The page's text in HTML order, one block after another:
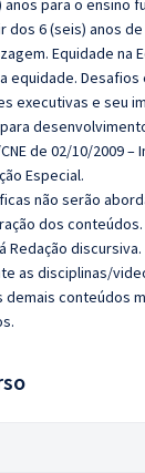
para o ensino
6 (seis) anos
Equidade na
equidade. Desafios
executivas e seu
de 02/10/2009
Especial.
não serão
dos conteúdos.
Redação discursiva.
as disciplinas/
conteúdos